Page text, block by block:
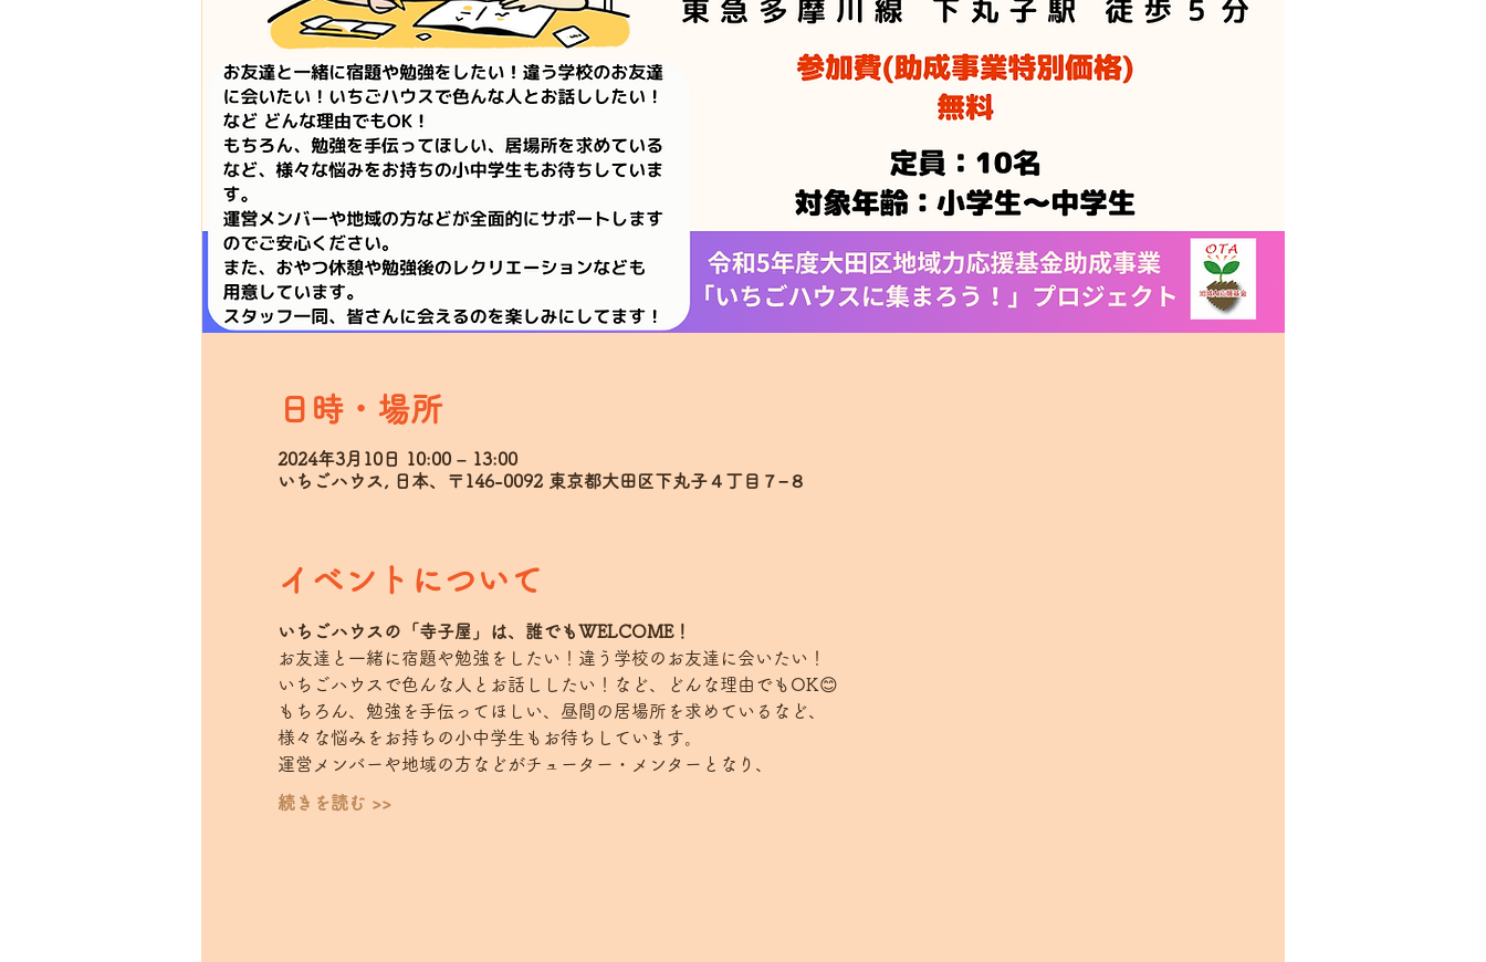
日時・場所
2024年3月10日 10:00 – 13:00
いちごハウス, 日本、〒146-0092 東京都大田区下丸子４丁目７−８
イベントについて
いちごハウスの「寺子屋」は、誰でもWELCOME！
お友達と一緒に宿題や勉強をしたい！違う学校のお友達に会いたい！
いちごハウスで色んな人とお話ししたい！など、どんな理由でもOK😊
もちろん、勉強を手伝ってほしい、昼間の居場所を求めているなど、
様々な悩みをお持ちの小中学生もお待ちしています。
運営メンバーや地域の方などがチューター・メンターとなり、
続きを読む >>